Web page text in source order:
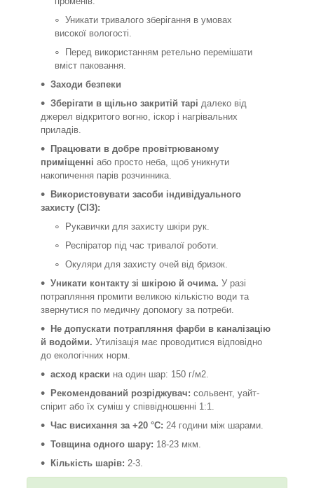
Уникати тривалого зберігання в умовах
високої вологості.
Перед використанням ретельно перемішати
вміст паковання.
Заходи безпеки
Зберігати в щільно закритій тарі далеко від
джерел відкритого вогню, іскор і нагрівальних
приладів.
Працювати в добре провітрюваному
приміщенні або просто неба, щоб уникнути
накопичення парів розчинника.
Використовувати засоби індивідуального
захисту (СІЗ):
Рукавички для захисту шкіри рук.
Респіратор під час тривалої роботи.
Окуляри для захисту очей від бризок.
Уникати контакту зі шкірою й очима. У разі
потрапляння промити великою кількістю води та
звернутися по медичну допомогу за потреби.
Не допускати потрапляння фарби в каналізацію
й водойми. Утилізація має проводитися відповідно
до екологічних норм.
асход краски на один шар: 150 г/м2.
Рекомендований розріджувач: сольвент, уайт-
спірит або їх суміш у співвідношенні 1:1.
Час висихання за +20 °C: 24 години між шарами.
Товщина одного шару: 18-23 мкм.
Кількість шарів: 2-3.